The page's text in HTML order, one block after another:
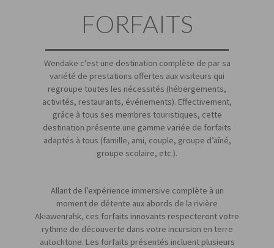
FORFAITS
Wendake c’est une destination complète de par sa
variété de prestations offertes aux visiteurs qui
regroupe toutes les nécessités (hébergements,
activités, restaurants, événements). Effectivement,
grâce à tous ses membres touristiques, cette
destination présente une gamme variée de forfaits
adaptés à tous (famille, ami, couple, groupe d’aîné,
groupe scolaire, etc.).
Allant de l’expérience immersive complète à un
moment de détente aux abords de la rivière
Akiawenrahk, ces forfaits innovants respecteront votre
rythme de découverte dans votre incursion en terre
autochtone. Les forfaits présentés incluent plusieurs